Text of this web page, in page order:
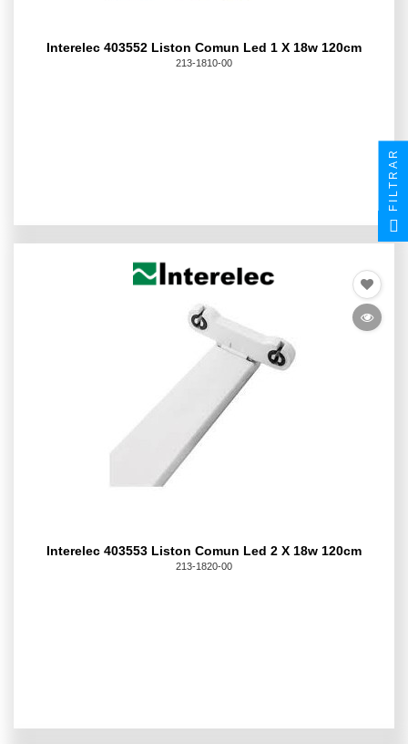
Interelec 403552 Liston Comun Led 1 X 18w 120cm
213-1810-00
Interelec 403553 Liston Comun Led 2 X 18w 120cm
213-1820-00
FILTRAR